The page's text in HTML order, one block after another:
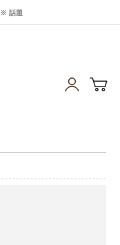
※ 話題